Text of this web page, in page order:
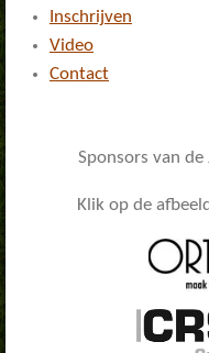
Inschrijven
Video
Contact
Sponsors van de
Klik op de